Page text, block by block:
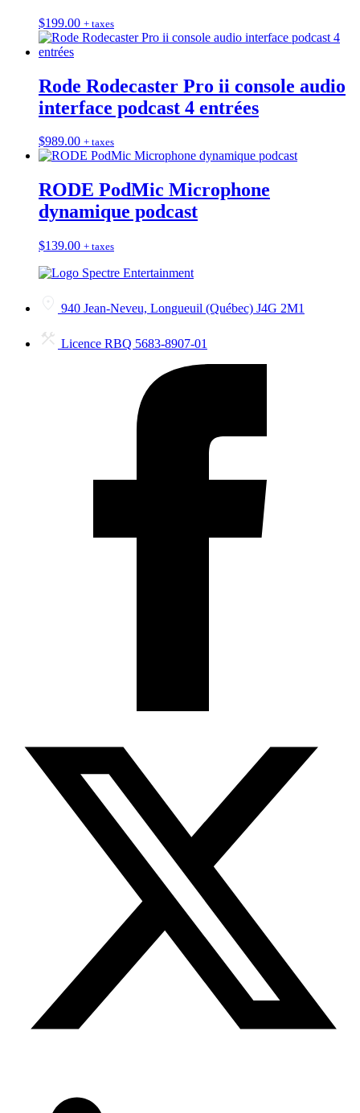
$199.00 + taxes
Rode Rodecaster Pro ii console audio
interface podcast 4 entrées
$989.00 + taxes
RODE PodMic Microphone
dynamique podcast
$139.00 + taxes
940 Jean-Neveu, Longueuil (Québec) J4G 2M1
Licence RBQ 5683-8907-01